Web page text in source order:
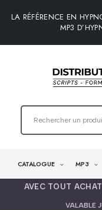
LA RÉFÉRENCE EN
MP3
CATALOGUE MP3
AVEC TOUT
VALABLE